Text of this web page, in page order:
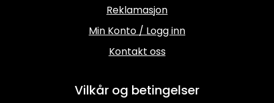
Reklamasjon
Min Konto / Logg inn
Kontakt oss
Vilkår og betingelser